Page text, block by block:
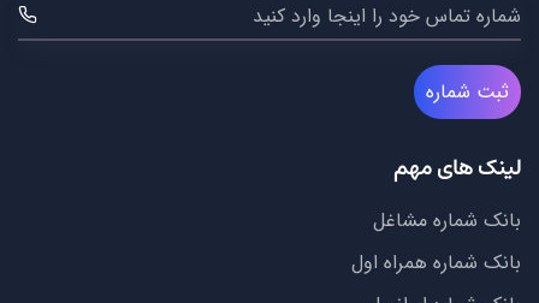
شماره تماس خود را اینجا وارد کنید
ثبت شماره
لینک های مهم
بانک شماره مشاغل
بانک شماره همراه اول